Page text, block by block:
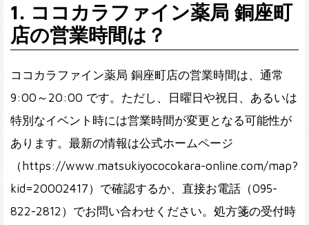
1. ココカラファイン薬局 銅座町
店の営業時間は？
ココカラファイン薬局 銅座町店の営業時間は、通常
9:00～20:00 です。ただし、日曜日や祝日、あるいは
特別なイベント時には営業時間が変更となる可能性が
あります。最新の情報は公式ホームページ
（https://www.matsukiyococokara-online.com/map?
kid=20002417）で確認するか、直接お電話（095-
822-2812）でお問い合わせください。処方箋の受付時